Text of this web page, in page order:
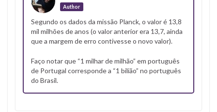
Author
Segundo os dados da missão Planck, o valor é 13,8
mil milhões de anos (o valor anterior era 13,7, ainda
que a margem de erro contivesse o novo valor).
Faço notar que “1 milhar de milhão” em português
de Portugal corresponde a “1 bilião” no português
do Brasil.